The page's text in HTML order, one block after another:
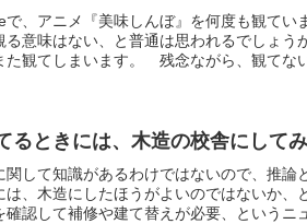
で、アニメ『美味しんぼ』を何度も観て
る意味はない、と普通は思われるでしょう
た観てしまいます。 残念ながら、観てな
るときには、木造の校舎にしてみ
関して知識があるわけではないので、推論
は、木造にしたほうがよいのではないか
確認して補修や建て替えが必要、というニ